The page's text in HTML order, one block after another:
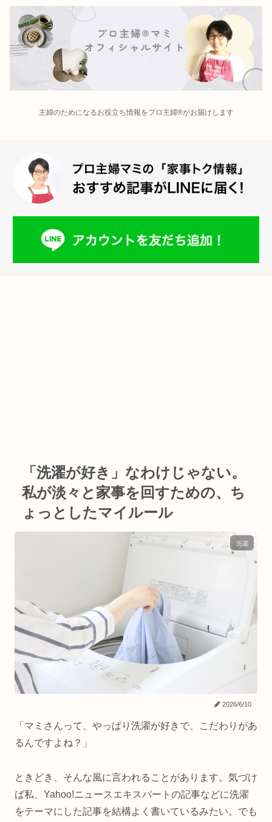
主婦のためになるお役立ち情報をプロ主婦®がお届けします
「洗濯が好き」なわけじゃない。
私が淡々と家事を回すための、ち
ょっとしたマイルール
洗濯
2026/6/10
「マミさんって、やっぱり洗濯が好きで、こだわりがあ
るんですよね？」
ときどき、そんな風に言われることがあります。気づけ
ば私、Yahoo!ニュースエキスパートの記事などに洗濯
をテーマにした記事を結構よく書いているみたい。でも